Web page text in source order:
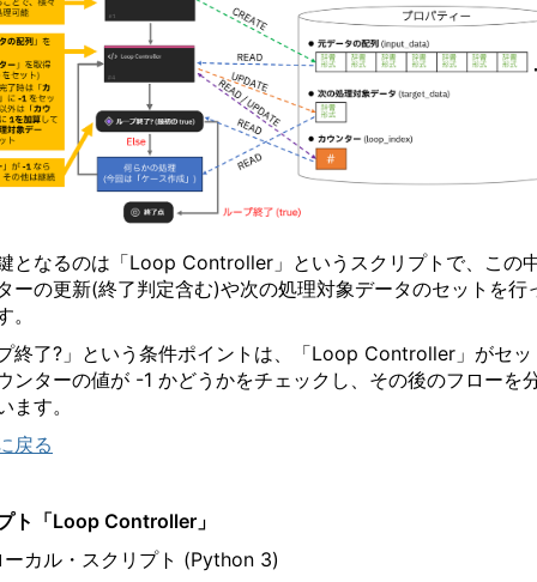
となるのは「Loop Controller 」というスクリプトで、この
ーの更新(終了判定含む)や次の処理対象データのセットを行
。
終了? 」という条件ポイントは、「Loop Controller 」がセ
ンターの値が -1 かどうかをチェックし、その後のフローを
ます。
戻る
ト「Loop Controller 」
ーカル・スクリプト (Python 3)